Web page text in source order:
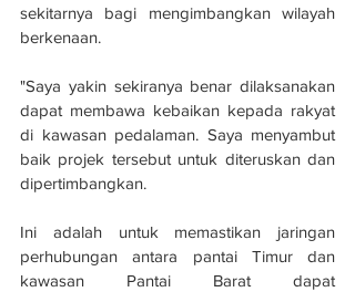
sekitarnya bagi mengimbangkan wilayah
berkenaan.
"Saya yakin sekiranya benar dilaksanakan
dapat membawa kebaikan kepada rakyat
di kawasan pedalaman. Saya menyambut
baik projek tersebut untuk diteruskan dan
dipertimbangkan.
Ini adalah untuk memastikan jaringan
perhubungan antara pantai Timur dan
kawasan Pantai Barat dapat